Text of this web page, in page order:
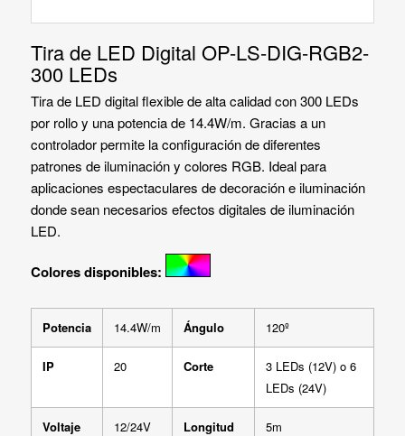
Tira de LED Digital OP-LS-DIG-RGB2-
300 LEDs
Tira de LED digital flexible de alta calidad con 300 LEDs
por rollo y una potencia de 14.4W/m. Gracias a un
controlador permite la configuración de diferentes
patrones de iluminación y colores RGB. Ideal para
aplicaciones espectaculares de decoración e iluminación
donde sean necesarios efectos digitales de iluminación
LED.
Colores disponibles:
Potencia 14.4W/m Ángulo 120º
IP 20 Corte
3 LEDs (12V) o 6
LEDs (24V)
Voltaje 12/24V
Longitud
5m